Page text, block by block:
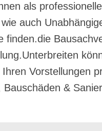
als
auch
Vorstellungen
&